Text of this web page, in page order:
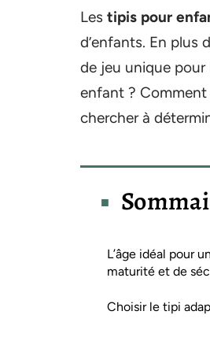
Les tipis pour
d’enfants. En plus
de jeu unique
enfant ? Comment
chercher à
L’âge idéal pour
maturité et de
Choisir le tipi